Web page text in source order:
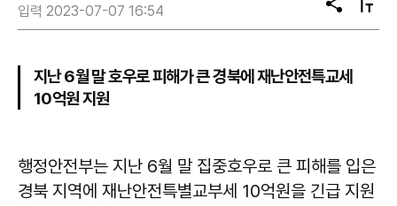
입력 2023-07-07 16:54
공
유
텍
스
지난 6월 말 호우로 피해가 큰 경북에 재난안전특교세
10억원 지원
행정안전부는 지난 6월 말 집중호우로 큰 피해를 입은
경북 지역에 재난안전특별교부세 10억원을 긴급 지원